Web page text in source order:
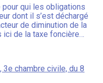
pour qui les obligations
dont il s’est déchargé
de diminution de la
ici de la taxe foncière…
3e chambre civile, du 8